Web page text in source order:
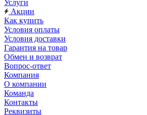
Услуги
Акции
Как купить
Условия оплаты
Условия доставки
Гарантия на товар
Обмен и возврат
Вопрос-ответ
Компания
О компании
Команда
Контакты
Реквизиты